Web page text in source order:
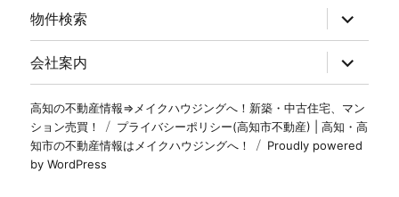
物件検索
会社案内
高知の不動産情報⇒メイクハウジングへ！新築・中古住宅、マン
ション売買！
プライバシーポリシー(高知市不動産) | 高知・高
知市の不動産情報はメイクハウジングへ！
Proudly powered
by WordPress